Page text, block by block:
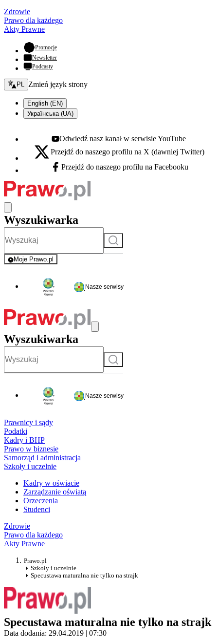
Zdrowie
Prawo dla każdego
Akty Prawne
Promocje- otwiera się w nowej karcie
Newsletter
Podcasty
Zmień język - bieżący:
PL Zmień język strony
English (EN)
Українська (UA)
Youtube - otwiera się w nowej karcie
Odwiedź nasz kanał w serwisie YouTube
X - otwiera się w nowej karcie
Przejdź do naszego profilu na X (dawniej Twitter)
Facebook - otwiera się w nowej karcie
Przejdź do naszego profilu na Facebooku
Wyszukiwarka
Szukaj
Moje Prawo.pl
- rejestracja i logowanie do serwisu
Nasze serwisy
Wyszukiwarka
Szukaj
Nasze serwisy
Prawnicy i sądy
Podatki
Kadry i BHP
Prawo w biznesie
Samorząd i administracja
Szkoły i uczelnie
Kadry w oświacie
Zarządzanie oświatą
Orzeczenia
Studenci
Zdrowie
Prawo dla każdego
Akty Prawne
Prawo.pl
Szkoły i uczelnie
Specustawa maturalna nie tylko na strajk
Specustawa maturalna nie tylko na strajk
Data dodania: 29.04.2019 | 07:30